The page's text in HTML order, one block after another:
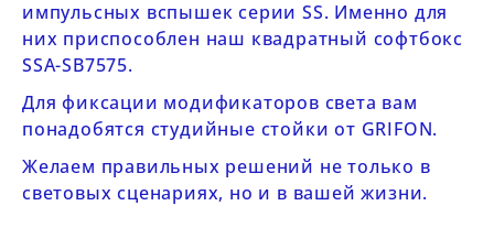
импульсных вспышек серии SS. Именно для
них приспособлен наш квадратный софтбокс
SSA-SB7575.
Для фиксации модификаторов света вам
понадобятся студийные стойки от GRIFON.
Желаем правильных решений не только в
световых сценариях, но и в вашей жизни.